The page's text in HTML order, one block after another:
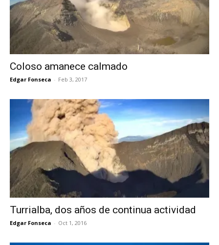
Coloso amanece calmado
Edgar Fonseca - Feb 3, 2017
Turrialba, dos años de continua actividad
Edgar Fonseca - Oct 1, 2016